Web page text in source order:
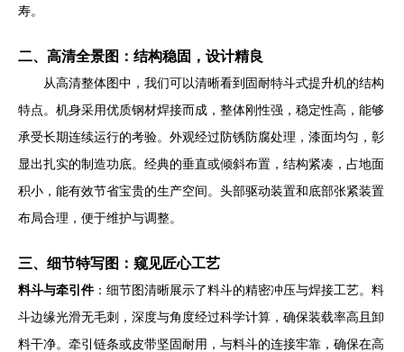
寿。
二、高清全景图：结构稳固，设计精良
从高清整体图中，我们可以清晰看到固耐特斗式提升机的结构
特点。机身采用优质钢材焊接而成，整体刚性强，稳定性高，能够
承受长期连续运行的考验。外观经过防锈防腐处理，漆面均匀，彰
显出扎实的制造功底。经典的垂直或倾斜布置，结构紧凑，占地面
积小，能有效节省宝贵的生产空间。头部驱动装置和底部张紧装置
布局合理，便于维护与调整。
三、细节特写图：窥见匠心工艺
料斗与牵引件：细节图清晰展示了料斗的精密冲压与焊接工艺。料
斗边缘光滑无毛刺，深度与角度经过科学计算，确保装载率高且卸
料干净。牵引链条或皮带坚固耐用，与料斗的连接牢靠，确保在高